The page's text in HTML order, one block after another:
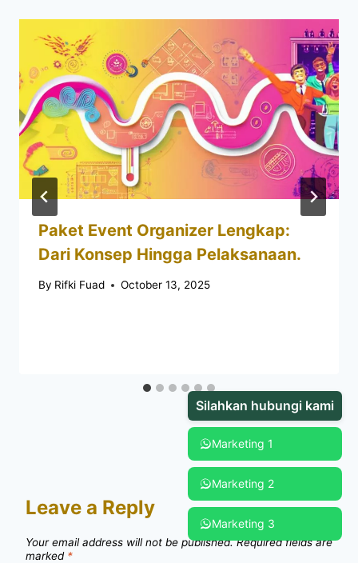
Paket Event Organizer Lengkap:
Dari Konsep Hingga Pelaksanaan.
By Rifki Fuad October 13, 2025
Leave a Reply
Your email address will not be published. Required fields are
marked *
Silahkan hubungi kami
Marketing 1
Marketing 2
Marketing 3